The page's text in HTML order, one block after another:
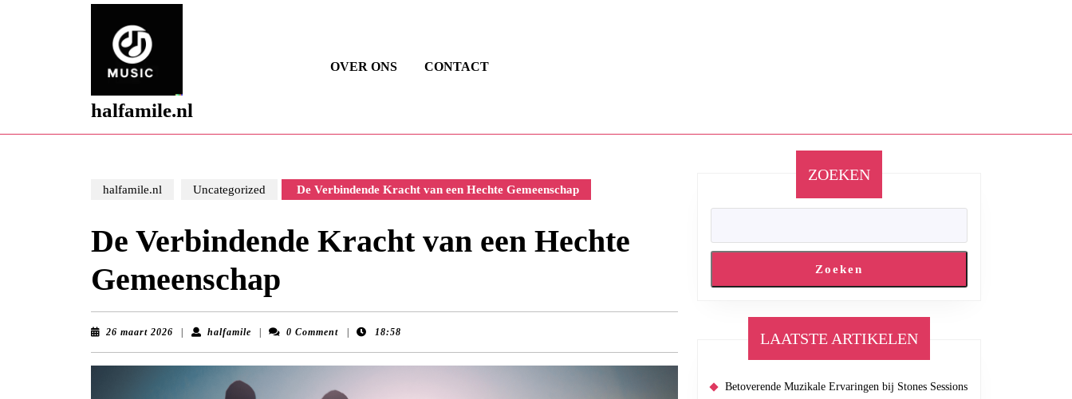
halfamile.nl
OVER ONS CONTACT
halfamile.nl Uncategorized De Verbindende Kracht van een Hechte Gemeenschap
De Verbindende Kracht van een Hechte
Gemeenschap
26 maart 2026 26
halfamilehalfamile0 Comment 18:58
ZOEKEN
Zoeken
LAATSTE ARTIKELEN
Betoverende Muzikale Ervaringen bij Stones Sessions